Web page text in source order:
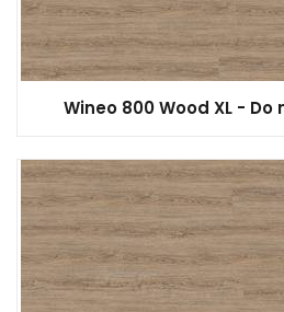
Wineo 800 Wood XL -